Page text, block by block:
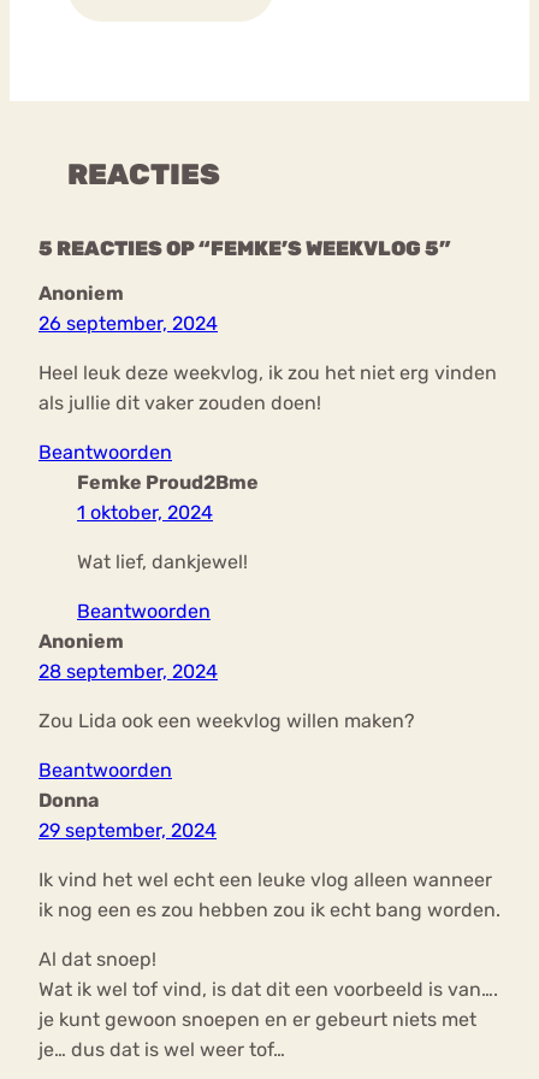
REACTIES
5 REACTIES OP “FEMKE’S WEEKVLOG 5”
Anoniem
26 september, 2024
Heel leuk deze weekvlog, ik zou het niet erg vinden
als jullie dit vaker zouden doen!
Beantwoorden
Femke Proud2Bme
1 oktober, 2024
Wat lief, dankjewel!
Beantwoorden
Anoniem
28 september, 2024
Zou Lida ook een weekvlog willen maken?
Beantwoorden
Donna
29 september, 2024
Ik vind het wel echt een leuke vlog alleen wanneer
ik nog een es zou hebben zou ik echt bang worden.
Al dat snoep!
Wat ik wel tof vind, is dat dit een voorbeeld is van….
je kunt gewoon snoepen en er gebeurt niets met
je… dus dat is wel weer tof…